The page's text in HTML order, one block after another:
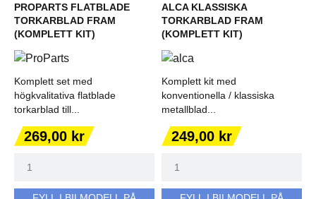
PROPARTS FLATBLADE
TORKARBLAD FRAM
(KOMPLETT KIT)
Komplett set med
högkvalitativa flatblade
torkarblad till...
Pris
269,00 kr
ALCA KLASSISKA
TORKARBLAD FRAM
(KOMPLETT KIT)
Komplett kit med
konventionella / klassiska
metallblad...
Pris
249,00 kr